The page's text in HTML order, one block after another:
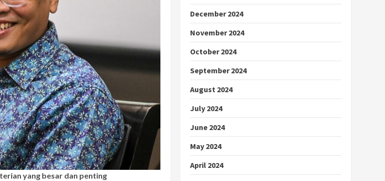
yang besar dan penting
December 2024
November 2024
October 2024
September 2024
August 2024
July 2024
June 2024
May 2024
April 2024